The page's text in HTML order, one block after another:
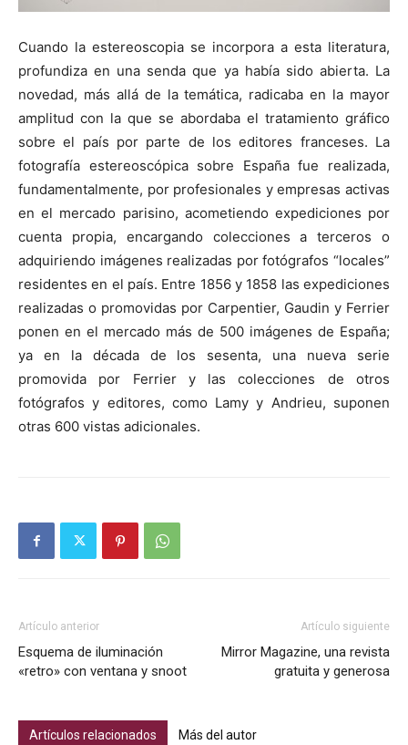
Cuando la estereoscopia se incorpora a esta literatura,
profundiza en una senda que ya había sido abierta. La
novedad, más allá de la temática, radicaba en la mayor
amplitud con la que se abordaba el tratamiento gráfico
sobre el país por parte de los editores franceses. La
fotografía estereoscópica sobre España fue realizada,
fundamentalmente, por profesionales y empresas activas
en el mercado parisino, acometiendo expediciones por
cuenta propia, encargando colecciones a terceros o
adquiriendo imágenes realizadas por fotógrafos “locales”
residentes en el país. Entre 1856 y 1858 las expediciones
realizadas o promovidas por Carpentier, Gaudin y Ferrier
ponen en el mercado más de 500 imágenes de España;
ya en la década de los sesenta, una nueva serie
promovida por Ferrier y las colecciones de otros
fotógrafos y editores, como Lamy y Andrieu, suponen
otras 600 vistas adicionales.
Artículo anterior
Esquema de iluminación
«retro» con ventana y snoot
Artículo siguiente
Mirror Magazine, una revista
gratuita y generosa
Artículos relacionados Más del autor